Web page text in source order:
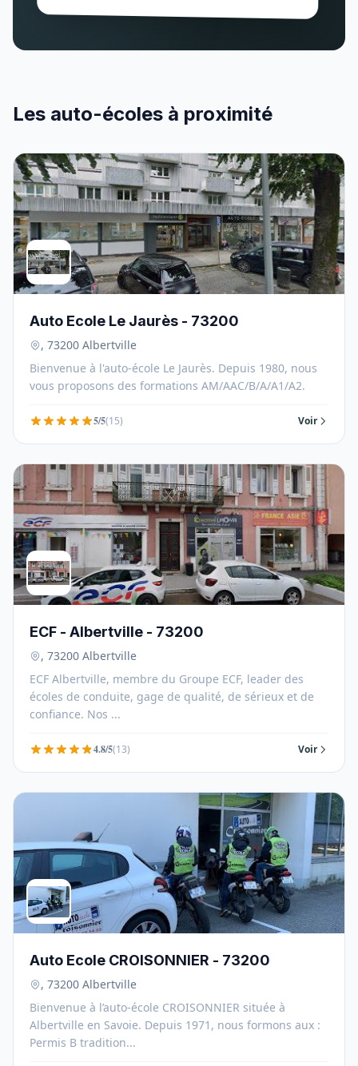
Les auto-écoles à proximité
Auto Ecole Le Jaurès - 73200
, 73200 Albertville
Bienvenue à l'auto-école Le Jaurès. Depuis 1980, nous
vous proposons des formations AM/AAC/B/A/A1/A2.
5/5(15) Voir
ECF - Albertville - 73200
, 73200 Albertville
ECF Albertville, membre du Groupe ECF, leader des
écoles de conduite, gage de qualité, de sérieux et de
confiance. Nos ...
4.8/5(13) Voir
Auto Ecole CROISONNIER - 73200
, 73200 Albertville
Bienvenue à l’auto-école CROISONNIER située à
Albertville en Savoie. Depuis 1971, nous formons aux :
Permis B tradition...